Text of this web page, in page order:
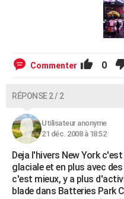
Commenter 0
RÉPONSE 2 / 2
Utilisateur anonyme
21 déc. 2008 à 18:52
Deja l'hivers New York
glaciale et en plus avec
c'est mieux, y a plus
blade dans Batteries Park